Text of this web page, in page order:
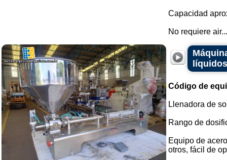
Capacidad
No requiere air...
Código de
Llenadora de
Rango de
Equipo de
otros, fácil de